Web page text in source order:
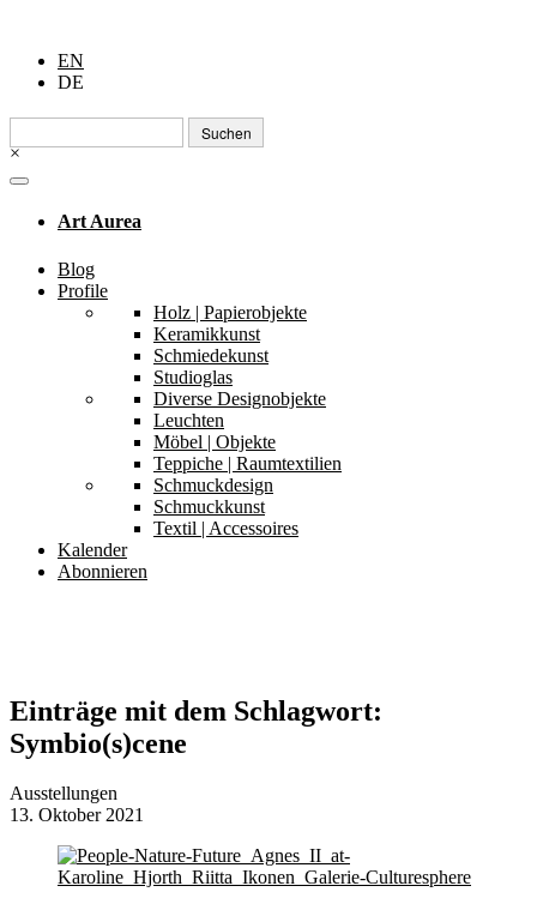
EN
DE
Suchen
nach:
×
Art Aurea
Blog
Profile
Holz | Papierobjekte
Keramikkunst
Schmiedekunst
Studioglas
Diverse Designobjekte
Leuchten
Möbel | Objekte
Teppiche | Raumtextilien
Schmuckdesign
Schmuckkunst
Textil | Accessoires
Kalender
Abonnieren
Einträge mit dem Schlagwort:
Symbio(s)cene
Ausstellungen
13. Oktober 2021